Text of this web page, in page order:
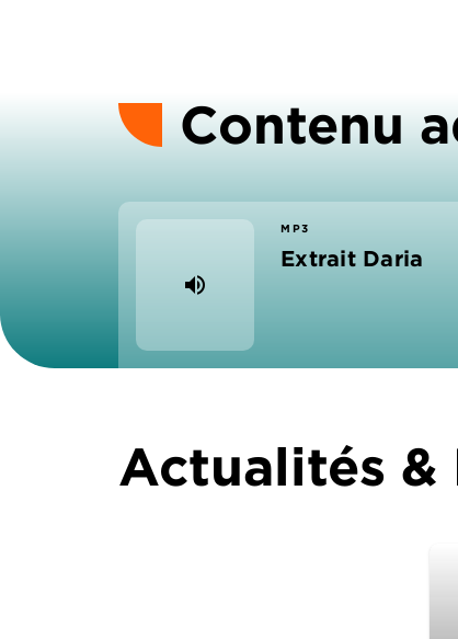
Contenu
volume_up
MP3
Extrait Daria
Actualités &